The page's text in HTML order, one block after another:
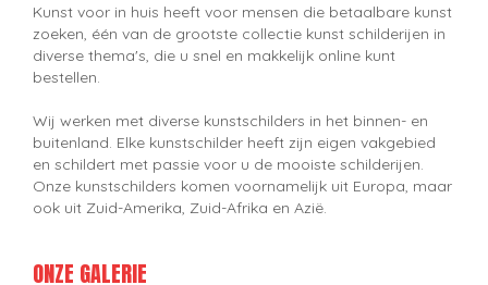
Kunst voor in huis heeft voor mensen die betaalbare kunst
zoeken, één van de grootste collectie kunst schilderijen in
diverse thema's, die u snel en makkelijk online kunt
bestellen.
Wij werken met diverse kunstschilders in het binnen- en
buitenland. Elke kunstschilder heeft zijn eigen vakgebied
en schildert met passie voor u de mooiste schilderijen.
Onze kunstschilders komen voornamelijk uit Europa, maar
ook uit Zuid-Amerika, Zuid-Afrika en Azië.
ONZE GALERIE